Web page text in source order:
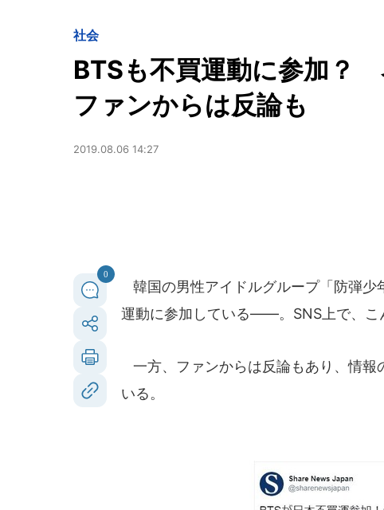
社会
BTSも不買運動に参加？
ファンからは反論も
2019.08.06 14:27
0
韓国の男性アイドルグループ「防弾少
運動に参加している――。SNS上で、こ
一方、ファンからは反論もあり、情報
いる。